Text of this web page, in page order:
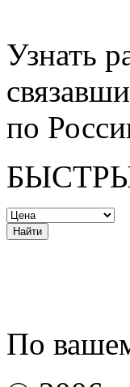
Узнать
по
По